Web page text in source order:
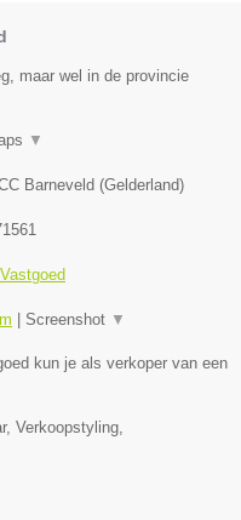
maar wel in de provincie
▼
Barneveld (Gelderland)
Screenshot ▼
kun je als verkoper van een
Verkoopstyling,